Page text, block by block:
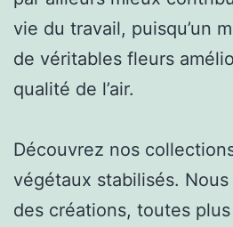
vie du travail, puisqu’un
de véritables fleurs
qualité de l’air.
Découvrez nos
végétaux stabilisés.
des créations, toutes